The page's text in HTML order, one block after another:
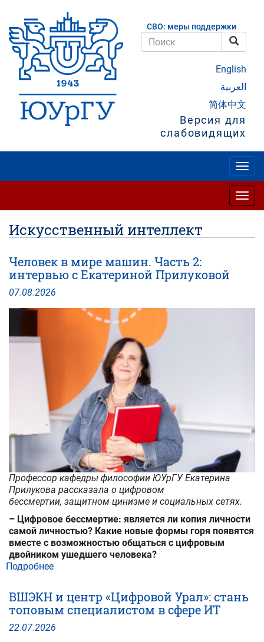
основному
содержанию
СВО: меры поддержки
English
العربية
简体中文
Версия для
слабовидящих
Искусственный интеллект
Человек в мире машин. Часть 2:
интервью с Екатериной Прилуковой
07.08.2026
Профессор кафедры философии ЮУрГУ Екатерина
Прилукова рассказала о цифровом
бессмертии, защитном цинизме и социальных сетях.
– Цифровое бессмертие: является ли копия личности
самой личностью? Какие новые формы горя появятся
вместе с возможностью общаться с цифровым
двойником ушедшего человека?
Подробнее
мире
машин.
Часть
ВШЭКН и центр «Цифровой Урал»: стань
топовым специалистом в сфере ИТ
22.07.2026